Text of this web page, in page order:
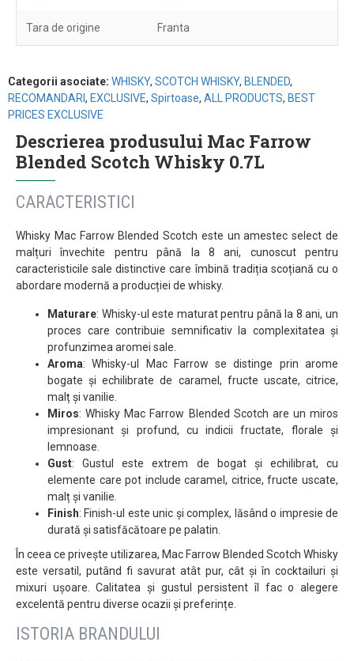
Tara de origine Franta
Categorii asociate: WHISKY, SCOTCH WHISKY, BLENDED,
RECOMANDARI, EXCLUSIVE, Spirtoase, ALL PRODUCTS, BEST
PRICES EXCLUSIVE
Descrierea produsului Mac Farrow
Blended Scotch Whisky 0.7L
CARACTERISTICI
Whisky Mac Farrow Blended Scotch este un amestec select de
malțuri învechite pentru până la 8 ani, cunoscut pentru
caracteristicile sale distinctive care îmbină tradiția scoțiană cu o
abordare modernă a producției de whisky.
Maturare: Whisky-ul este maturat pentru până la 8 ani, un
proces care contribuie semnificativ la complexitatea și
profunzimea aromei sale.
Aroma: Whisky-ul Mac Farrow se distinge prin arome
bogate și echilibrate de caramel, fructe uscate, citrice,
malț și vanilie.
Miros: Whisky Mac Farrow Blended Scotch are un miros
impresionant și profund, cu indicii fructate, florale și
lemnoase.
Gust: Gustul este extrem de bogat și echilibrat, cu
elemente care pot include caramel, citrice, fructe uscate,
malț și vanilie.
Finish: Finish-ul este unic și complex, lăsând o impresie de
durată și satisfăcătoare pe palatin.
În ceea ce privește utilizarea, Mac Farrow Blended Scotch Whisky
este versatil, putând fi savurat atât pur, cât și în cocktailuri și
mixuri ușoare. Calitatea și gustul persistent îl fac o alegere
excelentă pentru diverse ocazii și preferințe.
ISTORIA BRANDULUI